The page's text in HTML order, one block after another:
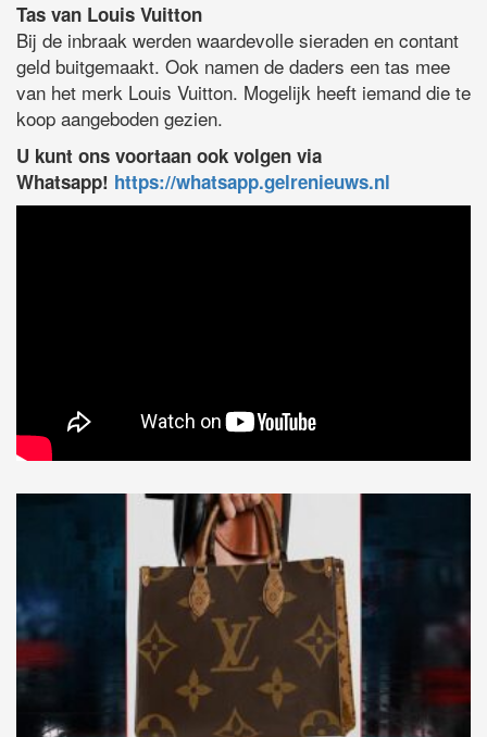
Tas van Louis Vuitton
Bij de inbraak werden waardevolle sieraden en contant
geld buitgemaakt. Ook namen de daders een tas mee
van het merk Louis Vuitton. Mogelijk heeft iemand die te
koop aangeboden gezien.
U kunt ons voortaan ook volgen via
Whatsapp! https://whatsapp.gelrenieuws.nl